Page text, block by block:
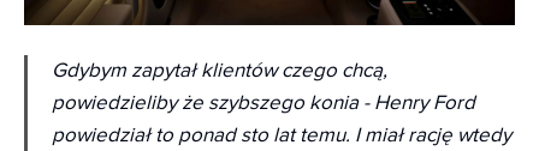
Gdybym zapytał klientów czego chcą,
powiedzieliby że szybszego konia - Henry Ford
powiedział to ponad sto lat temu. I miał rację wtedy